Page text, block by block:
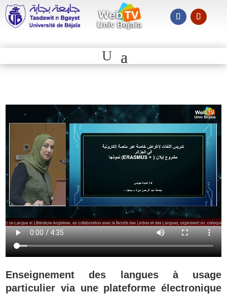
Enseignement des langues à usage
particulier via une plateforme électronique